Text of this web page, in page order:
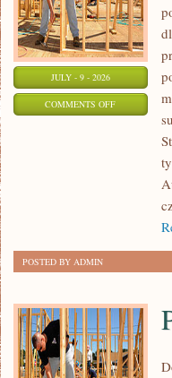
JULY - 9 - 2026
COMMENTS OFFON
WYDARZENIA
SPOTKANIA
KLASYKÓW
POSTED BY ADMIN